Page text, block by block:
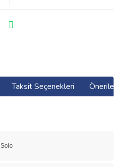
Taksit Seçenekleri
Solo